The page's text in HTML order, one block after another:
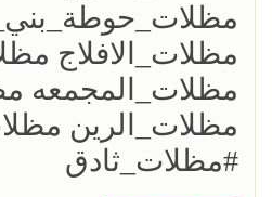
مظلات_الافلاج
مظلات_المجمعه
مظلات_الرين
#مظلات_ثادق